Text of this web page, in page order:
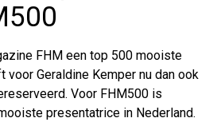
FHM een top 500 mooiste
voor Geraldine Kemper nu dan ook
Voor FHM500 is
presentatrice in Nederland.